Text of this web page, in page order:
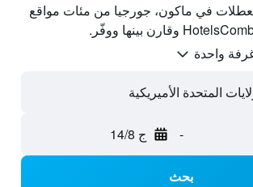
في ماكون، جورجيا من مئات مواقع
المتحدة الأميريكية
- ج 14/8
بحث